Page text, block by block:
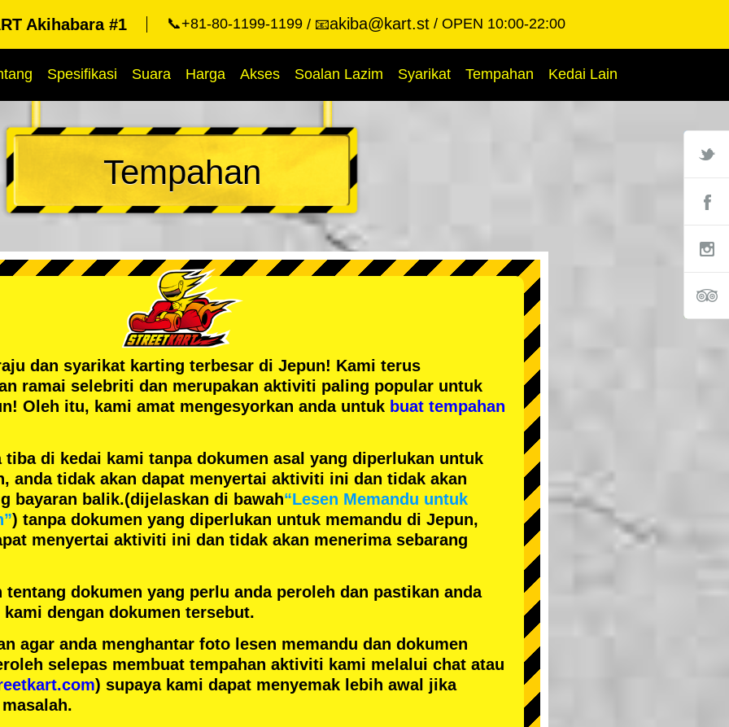
Akihabara #1 📞+81-80-1199-1199 📧akiba@kart.st OPEN 10:00-22:00
Spesifikasi Suara Harga Akses Soalan Lazim Syarikat Tempahan Kedai Lain
Tempahan
dan syarikat karting terbesar di Jepun! Kami terus
ramai selebriti dan merupakan aktiviti paling popular untuk
Oleh itu, kami amat mengesyorkan anda untuk buat tempahan
tiba di kedai kami tanpa dokumen asal yang diperlukan untuk
anda tidak akan dapat menyertai aktiviti ini dan tidak akan
bayaran balik.(dijelaskan di bawah“Lesen Memandu untuk
) tanpa dokumen yang diperlukan untuk memandu di Jepun,
menyertai aktiviti ini dan tidak akan menerima sebarang
tentang dokumen yang perlu anda peroleh dan pastikan anda
dengan dokumen tersebut.
agar anda menghantar foto lesen memandu dan dokumen
selepas membuat tempahan aktiviti kami melalui chat atau
) supaya kami dapat menyemak lebih awal jika